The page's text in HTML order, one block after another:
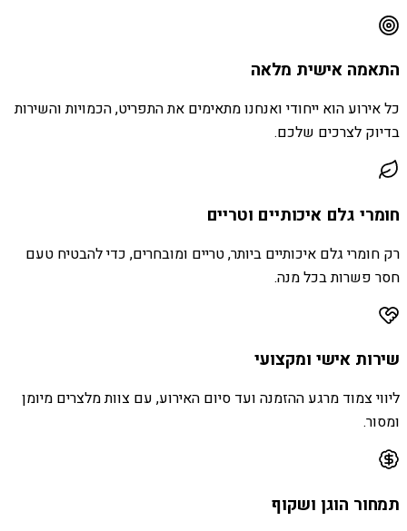
התאמה אישית מלאה
כל אירוע הוא ייחודי ואנחנו מתאימים את התפריט, הכמויות והשירות
בדיוק לצרכים שלכם.
חומרי גלם איכותיים וטריים
רק חומרי גלם איכותיים ביותר, טריים ומובחרים, כדי להבטיח טעם
חסר פשרות בכל מנה.
שירות אישי ומקצועי
ליווי צמוד מרגע ההזמנה ועד סיום האירוע, עם צוות מלצרים מיומן
ומסור.
תמחור הוגן ושקוף